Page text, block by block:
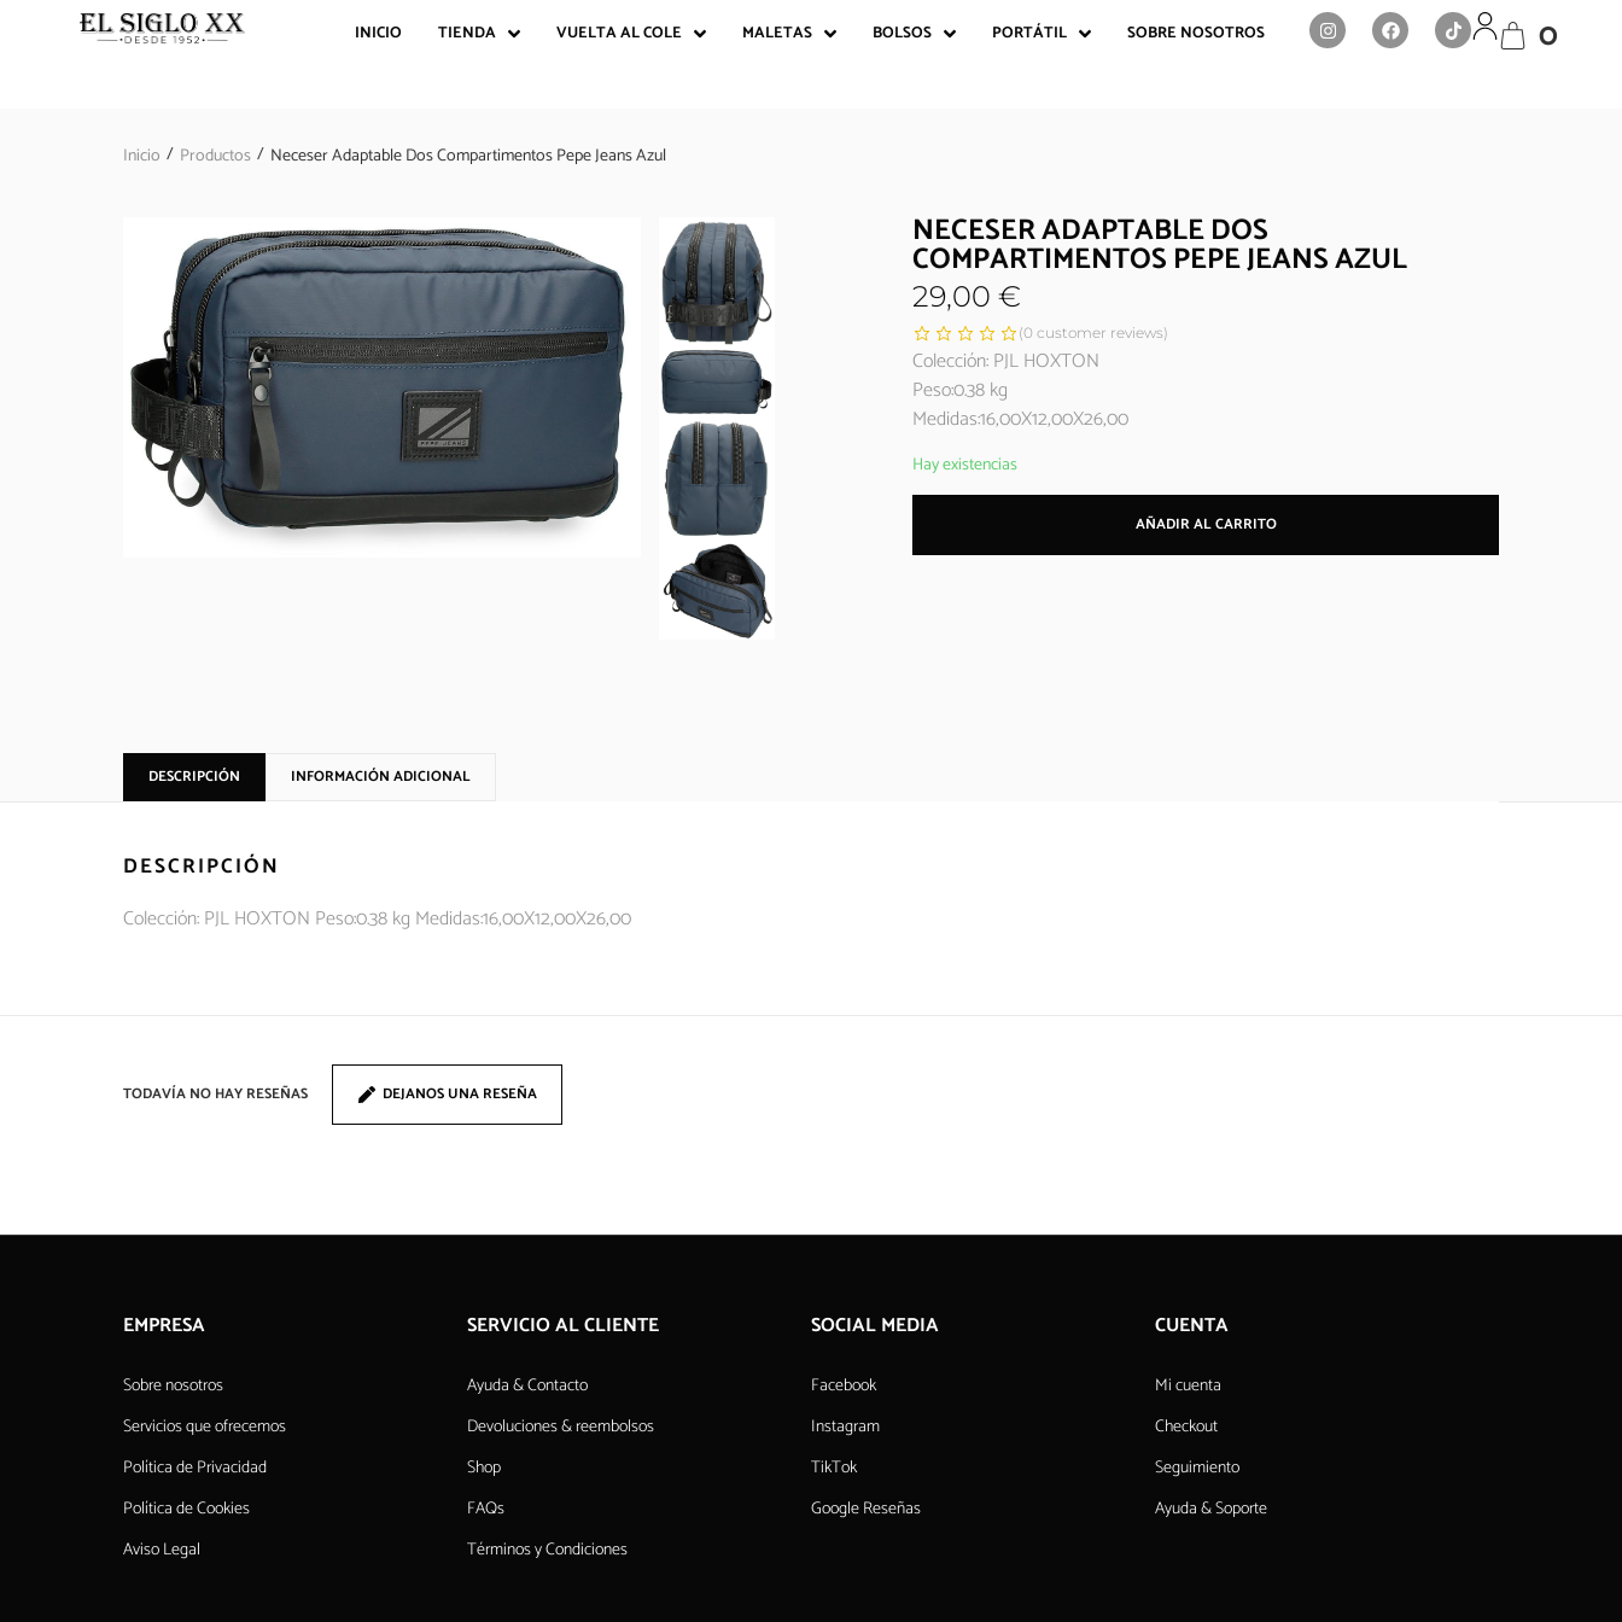
INICIO TIENDA VUELTA AL COLE MALETAS BOLSOS PORTÁTIL SOBRE NOSOTROS 0
Inicio / Productos / Neceser Adaptable Dos Compartimentos Pepe Jeans Azul
NECESER ADAPTABLE DOS
COMPARTIMENTOS PEPE JEANS AZUL
29,00 €
(0 customer reviews)
Colección: PJL HOXTON
Peso:0.38 kg
Medidas:16,00X12,00X26,00
Hay existencias
AÑADIR AL CARRITO
DESCRIPCIÓN INFORMACIÓN ADICIONAL
DESCRIPCIÓN
Colección: PJL HOXTON Peso:0.38 kg Medidas:16,00X12,00X26,00
TODAVÍA NO HAY RESEÑAS DEJANOS UNA RESEÑA
EMPRESA
Sobre nosotros
Servicios que ofrecemos
Política de Privacidad
Política de Cookies
Aviso Legal
SERVICIO AL CLIENTE
Ayuda & Contacto
Devoluciones & reembolsos
Shop
FAQs
Términos y Condiciones
SOCIAL MEDIA
Facebook
Instagram
TikTok
Google Reseñas
CUENTA
Mi cuenta
Checkout
Seguimiento
Ayuda & Soporte